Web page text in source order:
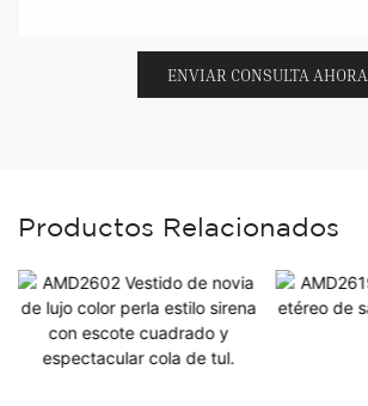
ENVIAR CONSULTA AHORA
Productos Relacionados